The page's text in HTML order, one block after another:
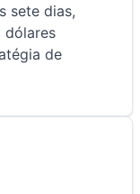
sete dias,
dólares
de